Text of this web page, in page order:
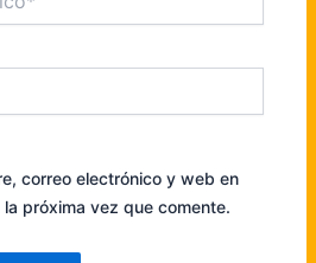
correo electrónico y web en
próxima vez que comente.